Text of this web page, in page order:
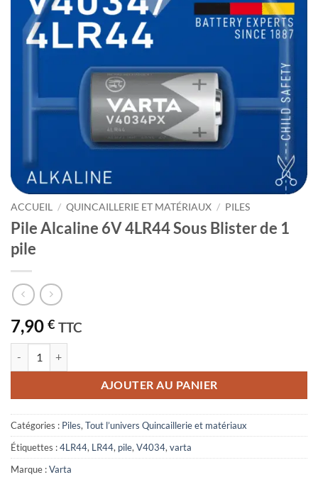
ACCUEIL / QUINCAILLERIE ET MATÉRIAUX / PILES
Pile Alcaline 6V 4LR44 Sous Blister de 1
pile
7,90 € TTC
AJOUTER AU PANIER
Catégories : Piles, Tout l’univers Quincaillerie et matériaux
Étiquettes :4LR44, LR44, pile, V4034, varta
Marque :Varta